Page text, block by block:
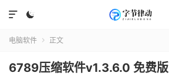


电脑软件  正文
6789压缩软件v1.3.6.0 免费版